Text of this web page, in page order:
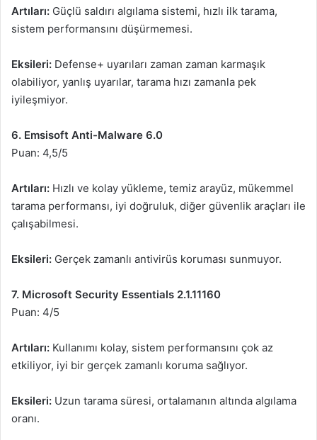
Artıları: Güçlü saldırı algılama sistemi, hızlı ilk tarama,
sistem performansını düşürmemesi.
Eksileri: Defense+ uyarıları zaman zaman karmaşık
olabiliyor, yanlış uyarılar, tarama hızı zamanla pek
iyileşmiyor.
6. Emsisoft Anti-Malware 6.0
Puan: 4,5/5
Artıları: Hızlı ve kolay yükleme, temiz arayüz, mükemmel
tarama performansı, iyi doğruluk, diğer güvenlik araçları ile
çalışabilmesi.
Eksileri: Gerçek zamanlı antivirüs koruması sunmuyor.
7. Microsoft Security Essentials 2.1.11160
Puan: 4/5
Artıları: Kullanımı kolay, sistem performansını çok az
etkiliyor, iyi bir gerçek zamanlı koruma sağlıyor.
Eksileri: Uzun tarama süresi, ortalamanın altında algılama
oranı.